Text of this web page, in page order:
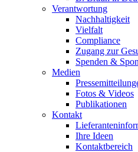
Verantwortung
Nachhaltigkeit
Vielfalt
Compliance
Zugang zur
Spenden &
Medien
Fotos & Videos
Publikationen
Kontakt
Ihre Ideen
Kontaktbereich